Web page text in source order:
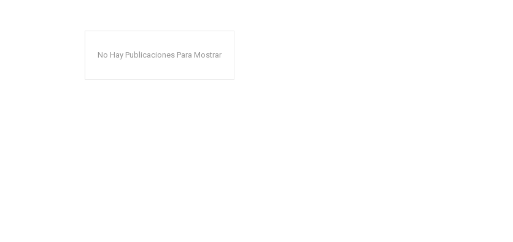
No Hay Publicaciones Para Mostrar